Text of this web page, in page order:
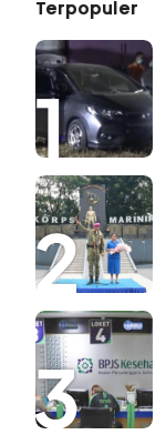
Terpopuler